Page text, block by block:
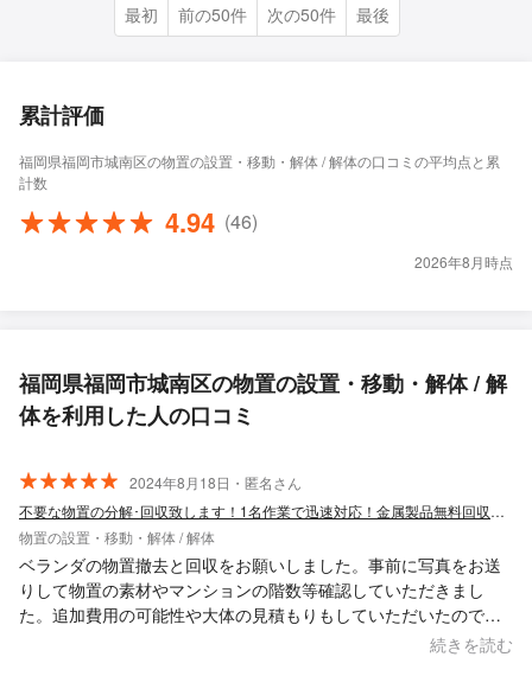
最初 前の50件 次の50件 最後
累計評価
福岡県福岡市城南区の物置の設置・移動・解体 / 解体の口コミの平均点と累
計数
4.94 (46)
2026年8月時点
福岡県福岡市城南区の物置の設置・移動・解体 / 解
体を利用した人の口コミ
2024年8月18日・匿名さん
不要な物置の分解･回収致します！1名作業で迅速対応！金属製品無料回収サービス付き
物置の設置・移動・解体 / 解体
ベランダの物置撤去と回収をお願いしました。事前に写真をお送
りして物置の素材やマンションの階数等確認していただきまし
た。追加費用の可能性や大体の見積もりもしていただいたので安
心して依頼しました。当日は予定より少し早い時間からの作業で
続きを読む